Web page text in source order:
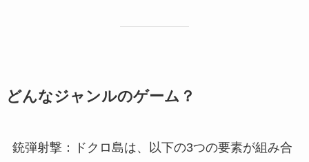
どんなジャンルのゲーム？
銃弾射撃：ドクロ島は、以下の3つの要素が組み合